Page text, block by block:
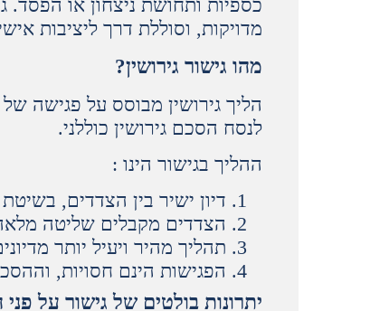
כספיות ותחושת ניצחון או
מדויקות, וסוללת דרך ליציבות
מהו גישור גירושין?
הליך גירושין מבוסס על פגישה
לנסח הסכם גירושין כוללני.
ההליך בגישור הינו :
דיון ישיר בין הצדדים,
הצדדים מקבלים שליטה
תהליך מהיר ויעיל יותר
הפגישות הינם חסויות,
יתרונות בולטים של גישור על